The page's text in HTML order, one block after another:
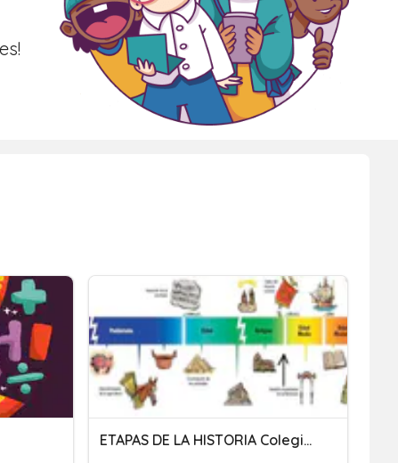
ETAPAS DE LA HISTORIA Colegio Quercus